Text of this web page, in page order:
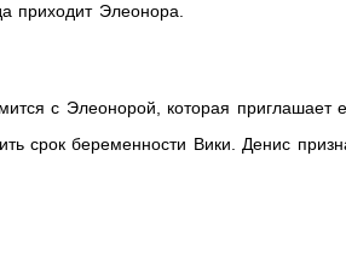
приходит Элеонора.
с Элеонорой, которая
срок беременности Вики. Денис